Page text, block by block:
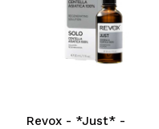
Revox - *Just* -